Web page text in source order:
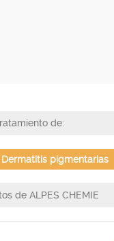
de:
Dermatitis pigmentarias
de ALPES CHEMIE